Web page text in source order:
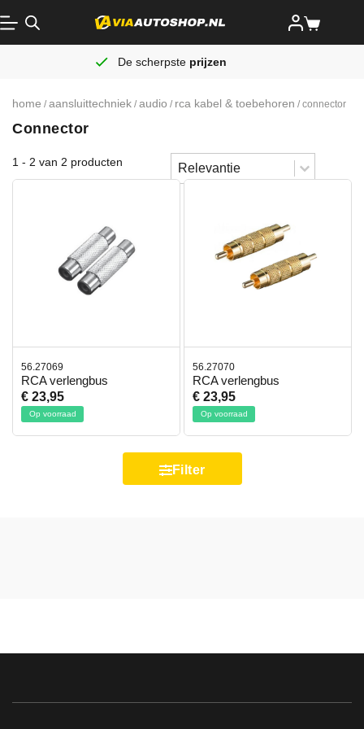
De scherpste prijzen
home / aansluittechniek / audio / rca kabel & toebehoren / connector
Connector
1 - 2 van 2 producten Sorteren
Sort content
Sort content
56.27069
RCA verlengbus
€ 23,95
Op voorraad
56.27070
RCA verlengbus
€ 23,95
Op voorraad
Filter